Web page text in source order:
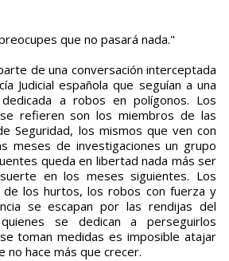
que no pasará nada."
de una conversación interceptada
Judicial española que seguían a una
a robos en polígonos. Los
refieren son los miembros de las
Seguridad, los mismos que ven con
meses de investigaciones un grupo
queda en libertad nada más ser
en los meses siguientes. Los
de los hurtos, los robos con fuerza y
se escapan por las rendijas del
se dedican a perseguirlos
toman medidas es imposible atajar
no hace más que crecer.